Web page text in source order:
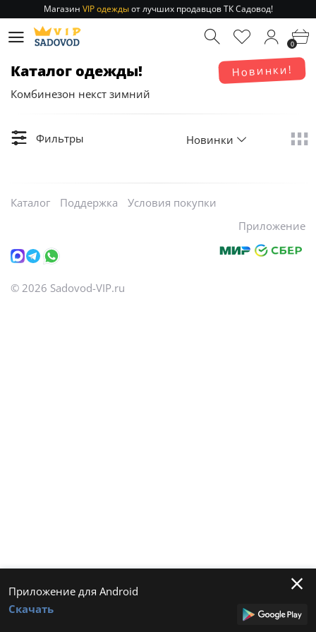
Магазин VIP одеждыот лучших продавцов ТК Садовод!
Отправление заказа 1-3 дня по РФ и МСК!
Магазин
от лучших продавцов ТК Садовод!
Отправление заказа 1-3 дня
по РФ и МСК!
0
Новинки!
Каталог одежды!
Комбинезон некст зимний
Фильтры Новинки
Приложение для Android
Скачать
Каталог Поддержка
Условия покупки
Приложение
© 2026 Sadovod-VIP.ru